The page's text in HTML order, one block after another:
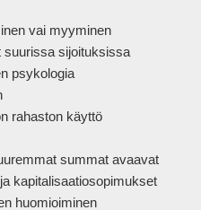
vai myyminen
suurissa sijoituksissa
psykologia
rahaston käyttö
summat avaavat
kapitalisaatiosopimukset
huomioiminen